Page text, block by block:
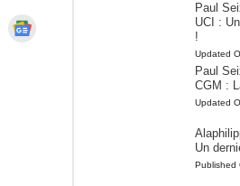
Paul
UCI :
!
Updated
Paul
CGM :
Updated
Un
Published